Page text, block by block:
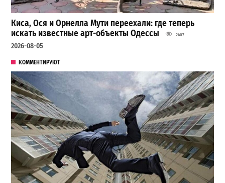
Киса, Ося и Орнелла Мути переехали: где теперь
искать известные арт-объекты Одессы
2407
2026-08-05
КОММЕНТИРУЮТ